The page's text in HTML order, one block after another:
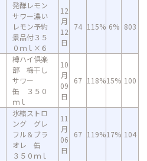
発酵レモン
サワー濃い
レモン予約
景品付３５
０ｍｌ×６
12
月
12
日
74 115% 6% 803
樽ハイ倶楽
部 梅干し
サワー
缶 ３５０
ｍｌ
10
月
09
日
67 118%15% 100
氷結ストロ
ング グレ
フル＆ブラ
オレ 缶
３５０ｍｌ
11
月
06
日
67 119%17% 104